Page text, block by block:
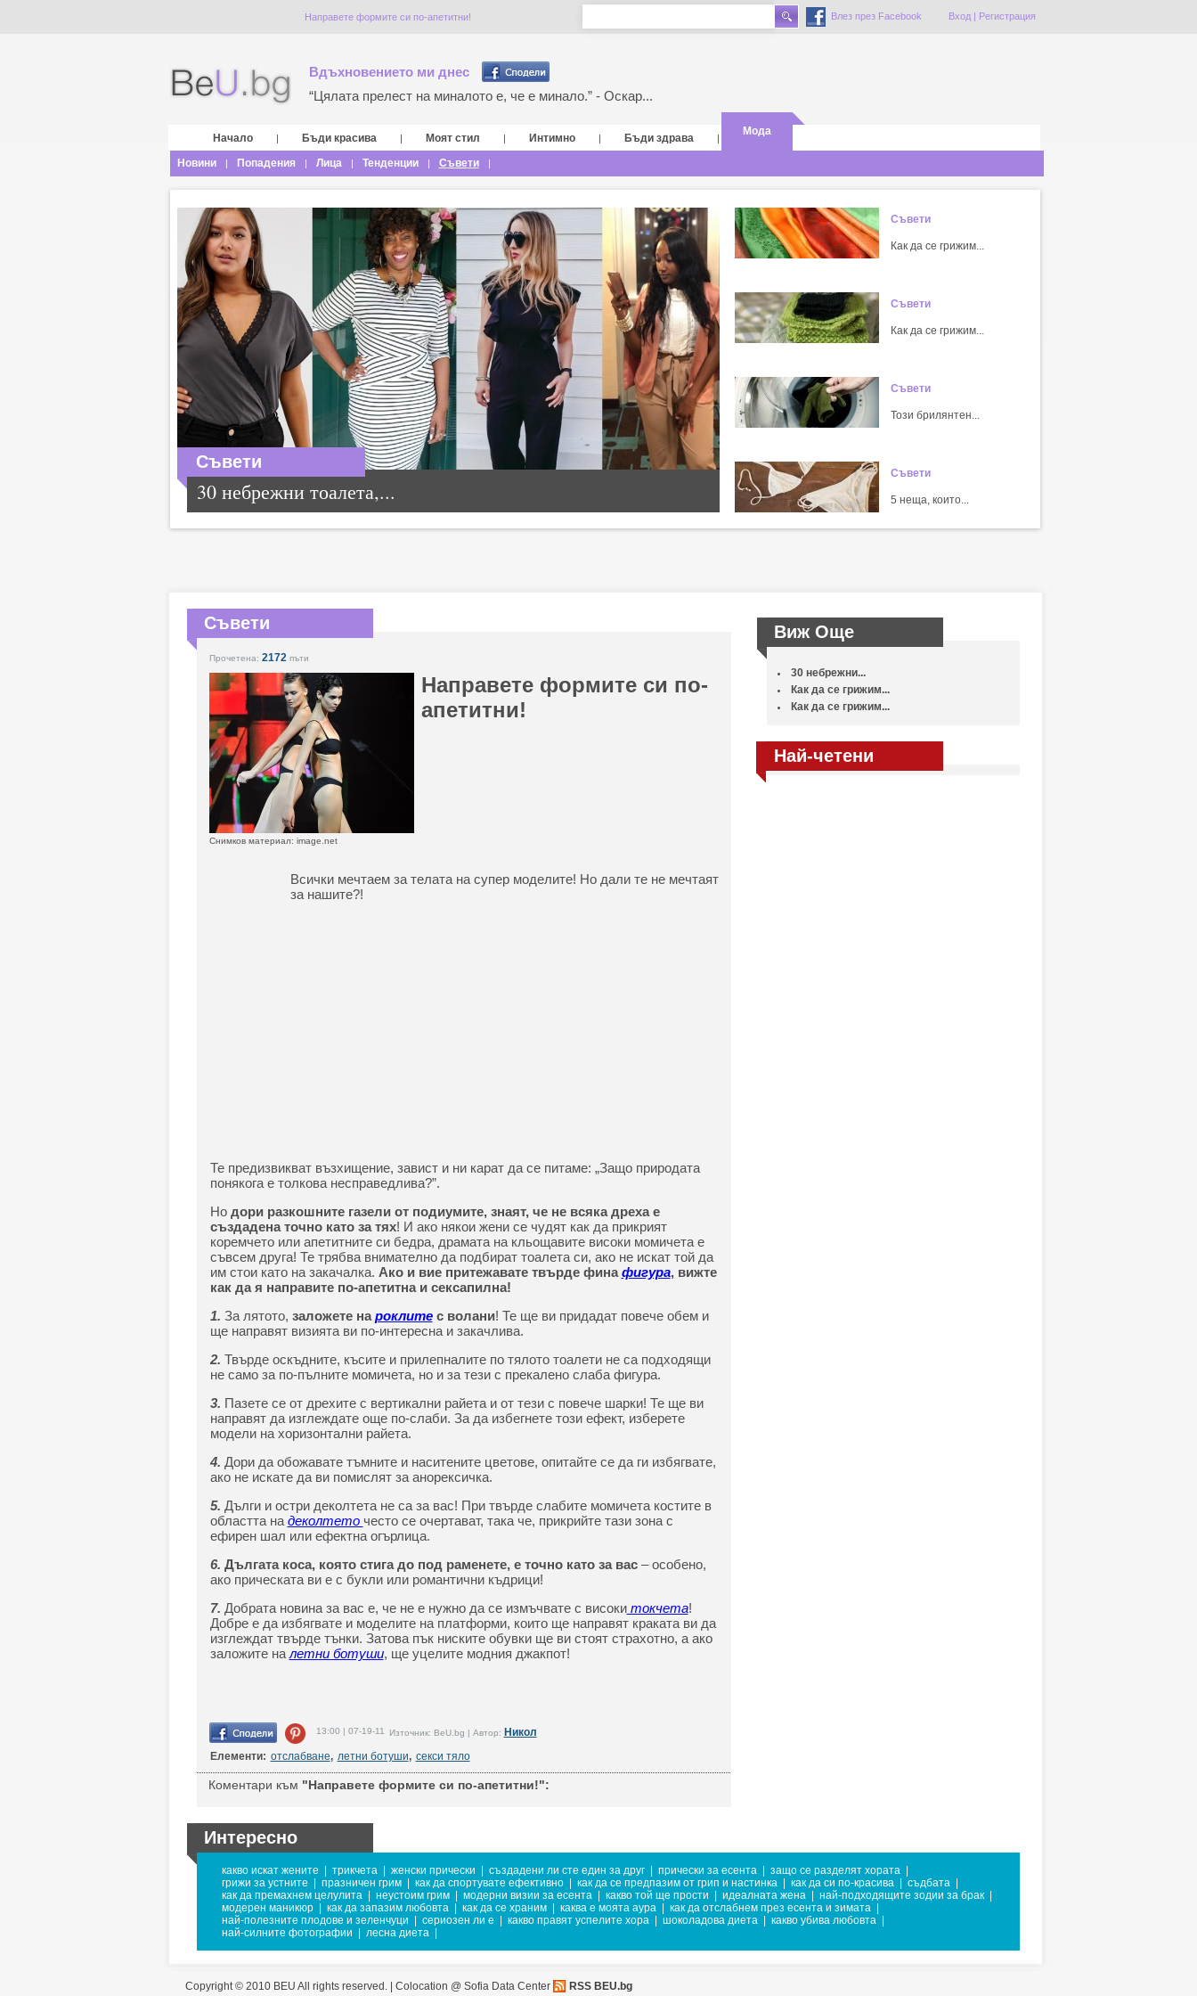
Направете формите си по-апетитни! Влез през Facebook Вход| Регистрация
Вдъхновението ми днес
“Цялата прелест на миналото е, че е минало.” - Оскар...
Начало | Бъди красива | Моят стил | Интимно | Бъди здрава |
Мода
Новини | Попадения | Лица | Тенденции | Съвети |
Съвети
30 небрежни тоалета,...
Съвети
Как да се грижим...
Съвети
Как да се грижим...
Съвети
Този брилянтен...
Съвети
5 неща, които...
Съвети
Прочетена: 2172 пъти
Направете формите си по-
апетитни!
Снимков материал: image.net
Всички мечтаем за телата на супер моделите! Но дали те не мечтаят
за нашите?!
Те предизвикват възхищение, завист и ни карат да се питаме: „Защо природата
понякога е толкова несправедлива?”.
Но дори разкошните газели от подиумите, знаят, че не всяка дреха е
създадена точно като за тях! И ако някои жени се чудят как да прикрият
коремчето или апетитните си бедра, драмата на кльощавите високи момичета е
съвсем друга! Те трябва внимателно да подбират тоалета си, ако не искат той да
им стои като на закачалка. Ако и вие притежавате твърде финафигура, вижте
как да я направите по-апетитна и сексапилна!
1. За лятото, заложете нароклитес волани! Те ще ви придадат повече обем и
ще направят визията ви по-интересна и закачлива.
2. Твърде оскъдните, късите и прилепналите по тялото тоалети не са подходящи
не само за по-пълните момичета, но и за тези с прекалено слаба фигура.
3. Пазете се от дрехите с вертикални райета и от тези с повече шарки! Те ще ви
направят да изглеждате още по-слаби. За да избегнете този ефект, изберете
модели на хоризонтални райета.
4. Дори да обожавате тъмните и наситените цветове, опитайте се да ги избягвате,
ако не искате да ви помислят за анорексичка.
5. Дълги и остри деколтета не са за вас! При твърде слабите момичета костите в
областта на деколтето често се очертават, така че, прикрийте тази зона с
ефирен шал или ефектна огърлица.
6. Дългата коса, която стига до под раменете, е точно като за вас– особено,
ако прическата ви е с букли или романтични къдрици!
7. Добрата новина за вас е, че не е нужно да се измъчвате с високитокчета!
Добре е да избягвате и моделите на платформи, които ще направят краката ви да
изглеждат твърде тънки. Затова пък ниските обувки ще ви стоят страхотно, а ако
заложите на летни ботуши, ще уцелите модния джакпот!
13:00 | 07-19-11 Източник: BeU.bg | Автор: Никол
Елементи: отслабване, летни ботуши, секси тяло
Коментари към "Направете формите си по-апетитни!":
Виж Още
30 небрежни...
Как да се грижим...
Как да се грижим...
Най-четени
Интересно
какво искат жените трикчета женски прически създадени ли сте един за друг прически за есента защо се разделят хората
грижи за устните
празничен грим как да спортувате ефективно как да се предпазим от грип и настинка как да си по-красива съдбата
как да премахнем целулита
неустоим грим модерни визии за есента какво той ще прости идеалната жена най-подходящите зодии за брак
модерен маникюр
как да запазим любовта как да се храним каква е моята аура как да отслабнем през есента и зимата
най-полезните плодове и зеленчуци
сериозен ли е какво правят успелите хора шоколадова диета какво убива любовта
най-силните фотографии
лесна диета
Copyright © 2010 BEU All rights reserved. | Colocation @ Sofia Data Center RSS BEU.bg